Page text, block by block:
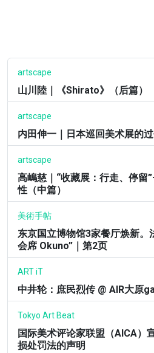
artscape
山川陸｜《Shirato》（后篇）
artscape
内田伸一｜日本巡回美术展的过
artscape
高嶋慈｜“收藏展：行走、停
性（中篇）
美術手帖
东京国立博物馆3家餐厅焕新。
会席 Okuno”｜第2页
ART iT
中井轮：庶民烈传 @ AIR大原
Tokyo Art Beat
国际美术评论家联盟（AICA）
损处罚法的声明